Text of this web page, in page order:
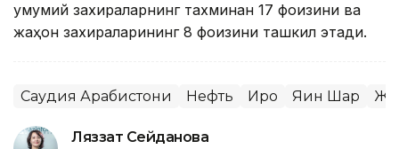
умумий захираларнинг тахминан 17 фоизини ва
жаҳон захираларининг 8 фоизини ташкил этади.
Саудия Арабистони Нефть Ироқ Яқин Шарқ
Ляззат Сейданова